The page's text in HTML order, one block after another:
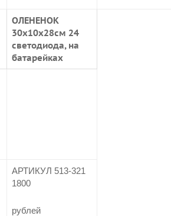
ОЛЕНЕНОК
30х10х28см 24
светодиода, на
батарейках
АРТИКУЛ 513-321
1800
рублей